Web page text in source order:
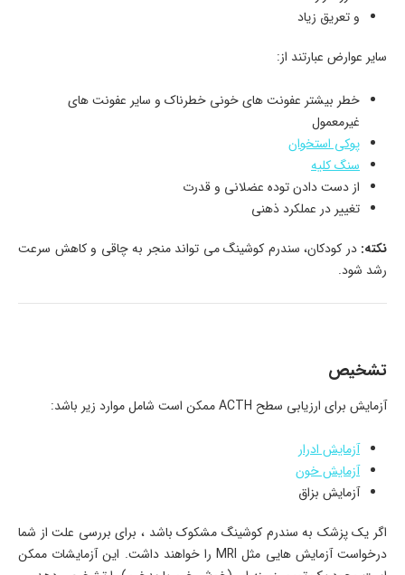
و تعریق زیاد
سایر عوارض عبارتند از:
خطر بیشتر عفونت های خونی خطرناک و سایر عفونت های
غیرمعمول
پوکی استخوان
سنگ کلیه
از دست دادن توده عضلانی و قدرت
تغییر در عملکرد ذهنی
نکته:در كودكان، سندرم كوشینگ می تواند منجر به چاقی و کاهش سرعت
رشد شود.
تشخیص
آزمایش برای ارزیابی سطح ACTH ممکن است شامل موارد زیر باشد:
آزمایش ادرار
آزمایش خون
آزمایش بزاق
اگر یک پزشک به سندرم کوشینگ مشکوک باشد ، برای بررسی علت از شما
درخواست آزمایش هایی مثل MRI را خواهند داشت. این آزمایشات ممکن